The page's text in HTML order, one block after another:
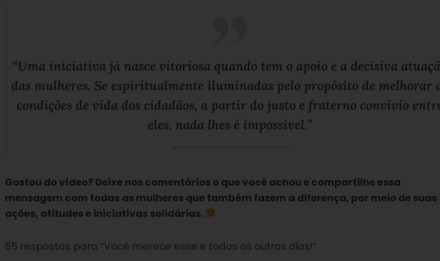
“Uma iniciativa já nasce vitoriosa quando tem o apoio e a decisiva
das mulheres. Se espiritualmente iluminadas pelo propósito de melhorar
condições de vida dos cidadãos, a partir do justo e fraterno convívio
eles, nada lhes é impossível.”
Gostou do vídeo? Deixe nos comentários o que você achou e compartilhe essa
mensagem com todas as mulheres que também fazem a diferença, por meio de suas
ações, atitudes e iniciativas solidárias.
55 respostas para “Você merece esse e todos os outros dias!”